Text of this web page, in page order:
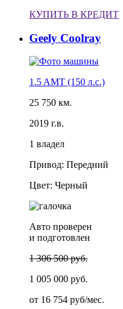
КУПИТЬ В КРЕДИТ
Geely Coolray
1.5 AMT (150 л.с.)
25 750 км.
2019 г.в.
1 владел
Привод: Передний
Цвет: Черный
Авто проверен
и подготовлен
1 306 500 руб.
1 005 000 руб.
от 16 754 руб/мес.